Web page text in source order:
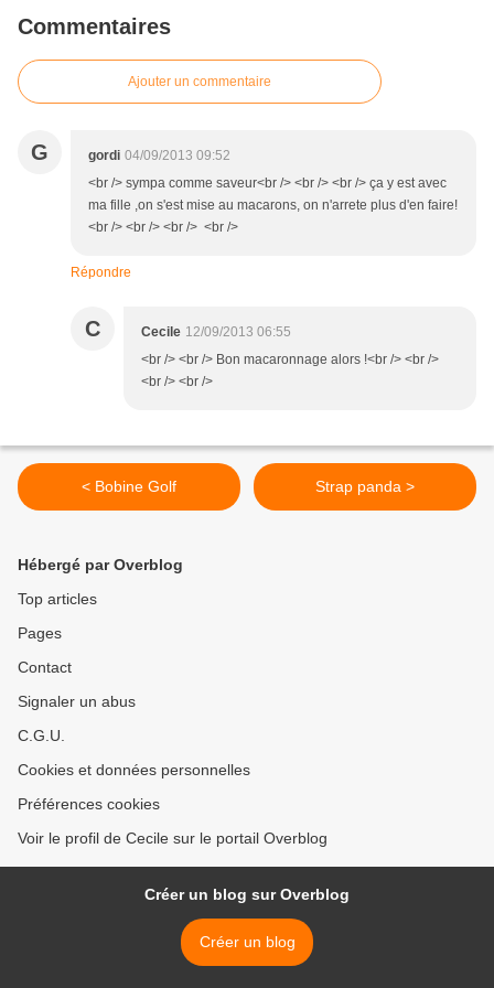
Commentaires
Ajouter un commentaire
G gordi 04/09/2013 09:52
<br /> sympa comme saveur<br /> <br /> <br /> ça y est avec
ma fille ,on s'est mise au macarons, on n'arrete plus d'en faire!
<br /> <br /> <br /> <br />
Répondre
C Cecile 12/09/2013 06:55
<br /> <br /> Bon macaronnage alors !<br /> <br />
<br /> <br />
< Bobine Golf Strap panda >
Hébergé par Overblog
Top articles
Pages
Contact
Signaler un abus
C.G.U.
Cookies et données personnelles
Préférences cookies
Voir le profil de Cecile sur le portail Overblog
Créer un blog sur Overblog
Créer un blog